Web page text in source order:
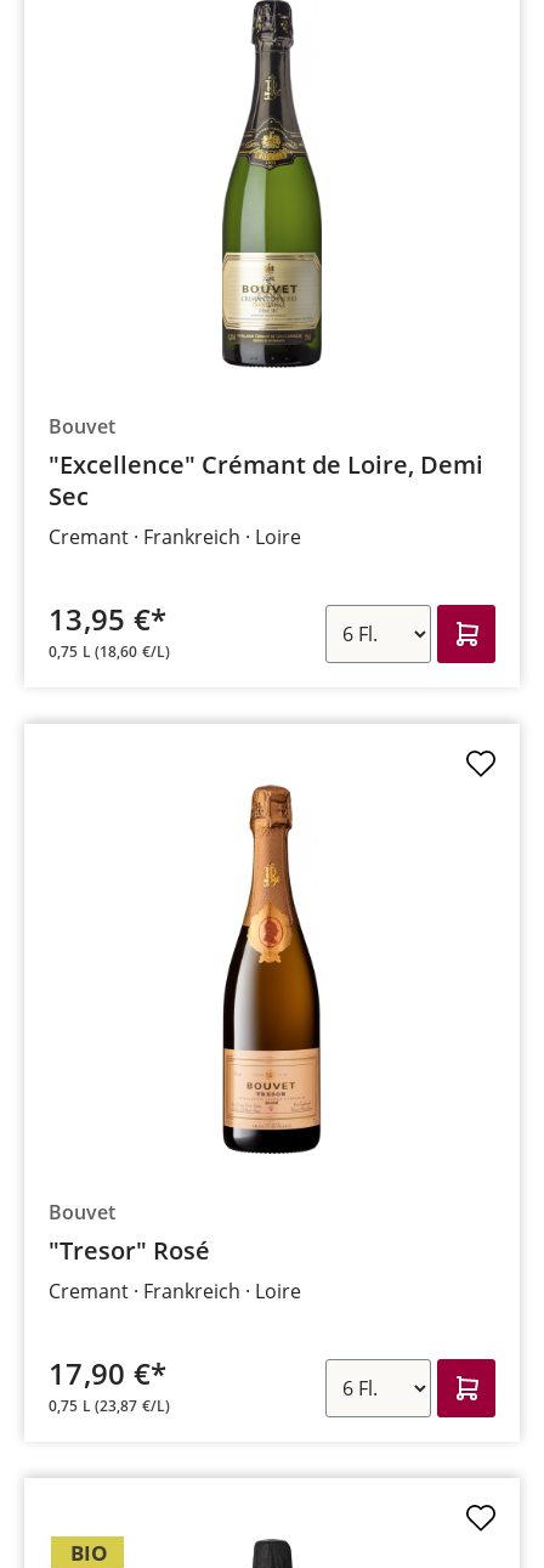
Bouvet
"Excellence" Crémant de Loire, Demi
Sec
Cremant Frankreich Loire
13,95 €*
0,75 L(18,60 €/L)
Bouvet
"Tresor" Rosé
Cremant Frankreich Loire
17,90 €*
0,75 L(23,87 €/L)
BIO